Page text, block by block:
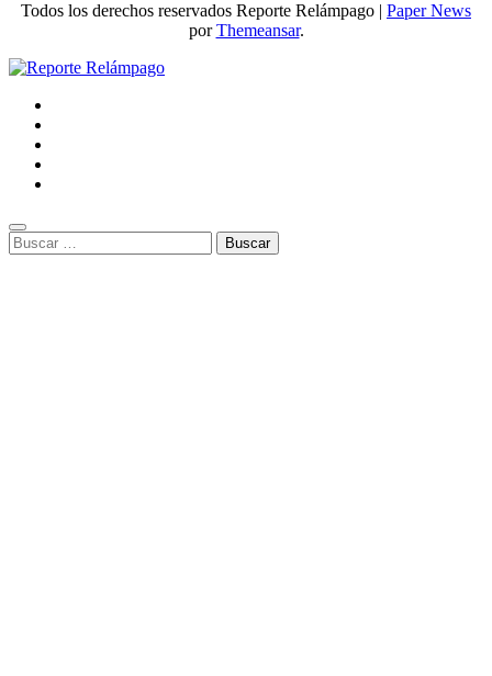
Todos los derechos reservados Reporte Relámpago | Paper News
porThemeansar.
Buscar: